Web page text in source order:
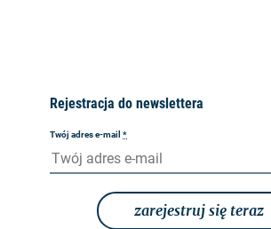
Rejestracja do newslettera
Twój adres e-mail *
zarejestruj się teraz